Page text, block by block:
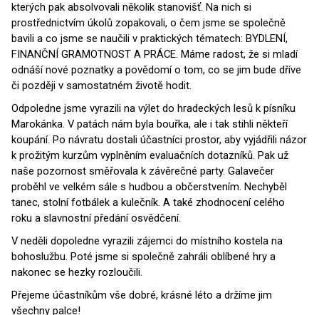
kterých pak absolvovali několik stanovišť. Na nich si
prostřednictvím úkolů zopakovali, o čem jsme se společně
bavili a co jsme se naučili v praktických tématech: BYDLENÍ,
FINANČNÍ GRAMOTNOST A PRÁCE. Máme radost, že si mladí
odnáší nové poznatky a povědomí o tom, co se jim bude dříve
či později v samostatném životě hodit.
Odpoledne jsme vyrazili na výlet do hradeckých lesů k písníku
Marokánka. V patách nám byla bouřka, ale i tak stihli někteří
koupání. Po návratu dostali účastníci prostor, aby vyjádřili názor
k prožitým kurzům vyplněním evaluačních dotazníků. Pak už
naše pozornost směřovala k závěrečné party. Galavečer
proběhl ve velkém sále s hudbou a občerstvením. Nechyběl
tanec, stolní fotbálek a kulečník. A také zhodnocení celého
roku a slavnostní předání osvědčení.
V neděli dopoledne vyrazili zájemci do místního kostela na
bohoslužbu. Poté jsme si společně zahráli oblíbené hry a
nakonec se hezky rozloučili.
Přejeme účastníkům vše dobré, krásné léto a držíme jim
všechny palce!